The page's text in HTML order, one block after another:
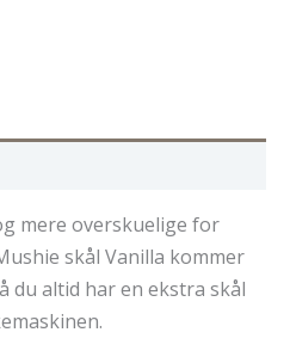
mere overskuelige for
skål Vanilla kommer
du altid har en ekstra skål